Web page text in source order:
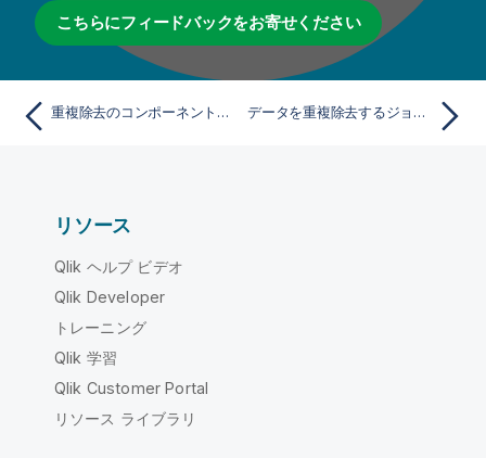
こちらにフィードバックをお寄せください
重複除去のコンポーネントを使用 データを重複除去するジョブの作成
リソース
Qlik ヘルプ ビデオ
Qlik Developer
トレーニング
Qlik 学習
Qlik Customer Portal
リソース ライブラリ